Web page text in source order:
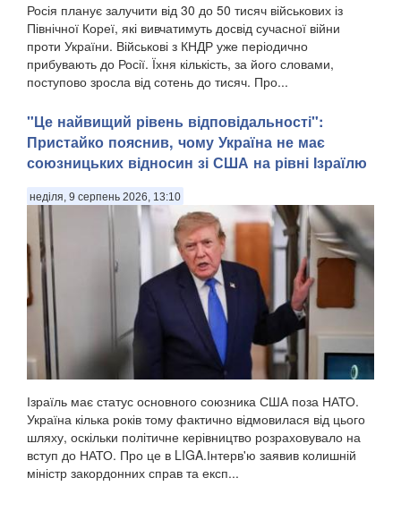
Росія планує залучити від 30 до 50 тисяч військових із
Північної Кореї, які вивчатимуть досвід сучасної війни
проти України. Військові з КНДР уже періодично
прибувають до Росії. Їхня кількість, за його словами,
поступово зросла від сотень до тисяч. Про...
"Це найвищий рівень відповідальності":
Пристайко пояснив, чому Україна не має
союзницьких відносин зі США на рівні Ізраїлю
неділя, 9 серпень 2026, 13:10
Ізраїль має статус основного союзника США поза НАТО.
Україна кілька років тому фактично відмовилася від цього
шляху, оскільки політичне керівництво розраховувало на
вступ до НАТО. Про це в LIGA.Інтерв'ю заявив колишній
міністр закордонних справ та експ...